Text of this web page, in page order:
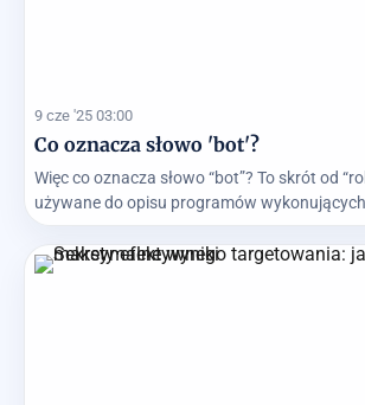
9 cze '25 03:00
Co oznacza słowo 'bot'?
Więc co oznacza słowo “bot”? To skrót od
używane do opisu programów